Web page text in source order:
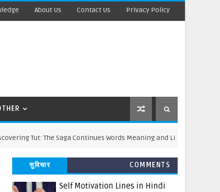
About Us Contact Us Privacy Policy
Tut: The Saga Continues Words Meaning and Line by Line
सुविचार COMMENTS
Self Motivation Lines in Hindi